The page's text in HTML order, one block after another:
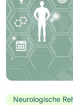
Neurologische